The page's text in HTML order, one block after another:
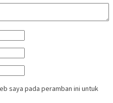
saya pada peramban ini untuk